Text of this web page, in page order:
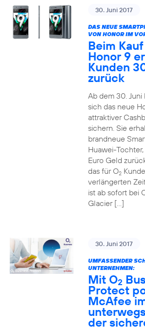
30. Juni 2017
DAS NEUE
VON HONOR IM
Beim
Honor 9
Kunden
zurück
Ab dem 30.
sich das neue
attraktiver
sichern. Sie
brandneue
Huawei-
Euro Geld
das für O2
verlängerten
ist ab sofort bei
Glacier […]
30. Juni 2017
UMFASSENDER
UNTERNEHMEN:
Mit O2
Protect
McAfee
der